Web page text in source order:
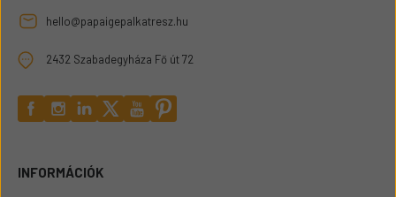
hello@papaigepalkatresz.hu
2432 Szabadegyháza Fő út 72
INFORMÁCIÓK